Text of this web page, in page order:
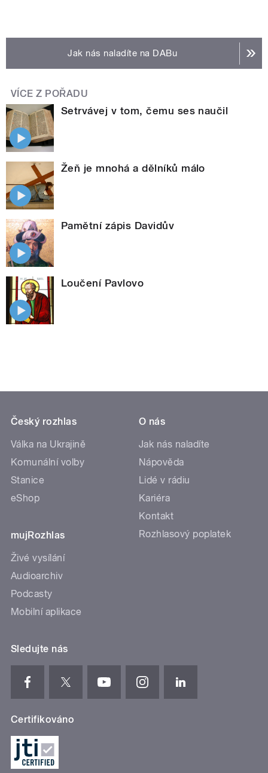
Jak nás naladíte na DABu
VÍCE Z POŘADU
Setrvávej v tom, čemu ses naučil
Žeň je mnohá a dělníků málo
Pamětní zápis Davidův
Loučení Pavlovo
Český rozhlas
Válka na Ukrajině
Komunální volby
Stanice
eShop
mujRozhlas
Živé vysílání
Audioarchiv
Podcasty
Mobilní aplikace
O nás
Jak nás naladíte
Nápověda
Lidé v rádiu
Kariéra
Kontakt
Rozhlasový poplatek
Sledujte nás
Certifikováno